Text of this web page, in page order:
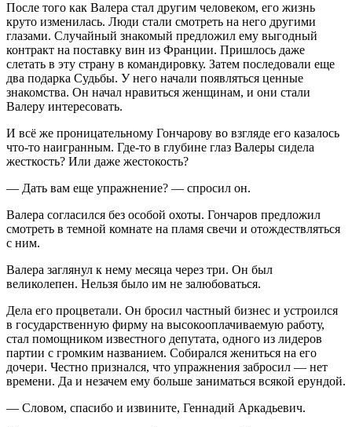
После того как Валера стал другим человеком, его жизнь
круто изменилась. Люди стали смотреть на него другими
глазами. Случайный знакомый предложил ему выгодный
контракт на поставку вин из Франции. Пришлось даже
слетать в эту страну в командировку. Затем последовали еще
два подарка Судьбы. У него начали появляться ценные
знакомства. Он начал нравиться женщинам, и они стали
Валеру интересовать.
И всё же проницательному Гончарову во взгляде его казалось
что-то наигранным. Где-то в глубине глаз Валеры сидела
жесткость? Или даже жестокость?
— Дать вам еще упражнение? — спросил он.
Валера согласился без особой охоты. Гончаров предложил
смотреть в темной комнате на пламя свечи и отождествляться
с ним.
Валера заглянул к нему месяца через три. Он был
великолепен. Нельзя было им не залюбоваться.
Дела его процветали. Он бросил частный бизнес и устроился
в государственную фирму на высокооплачиваемую работу,
стал помощником известного депутата, одного из лидеров
партии с громким названием. Собирался жениться на его
дочери. Честно признался, что упражнения забросил — нет
времени. Да и незачем ему больше заниматься всякой ерундой.
— Словом, спасибо и извините, Геннадий Аркадьевич.